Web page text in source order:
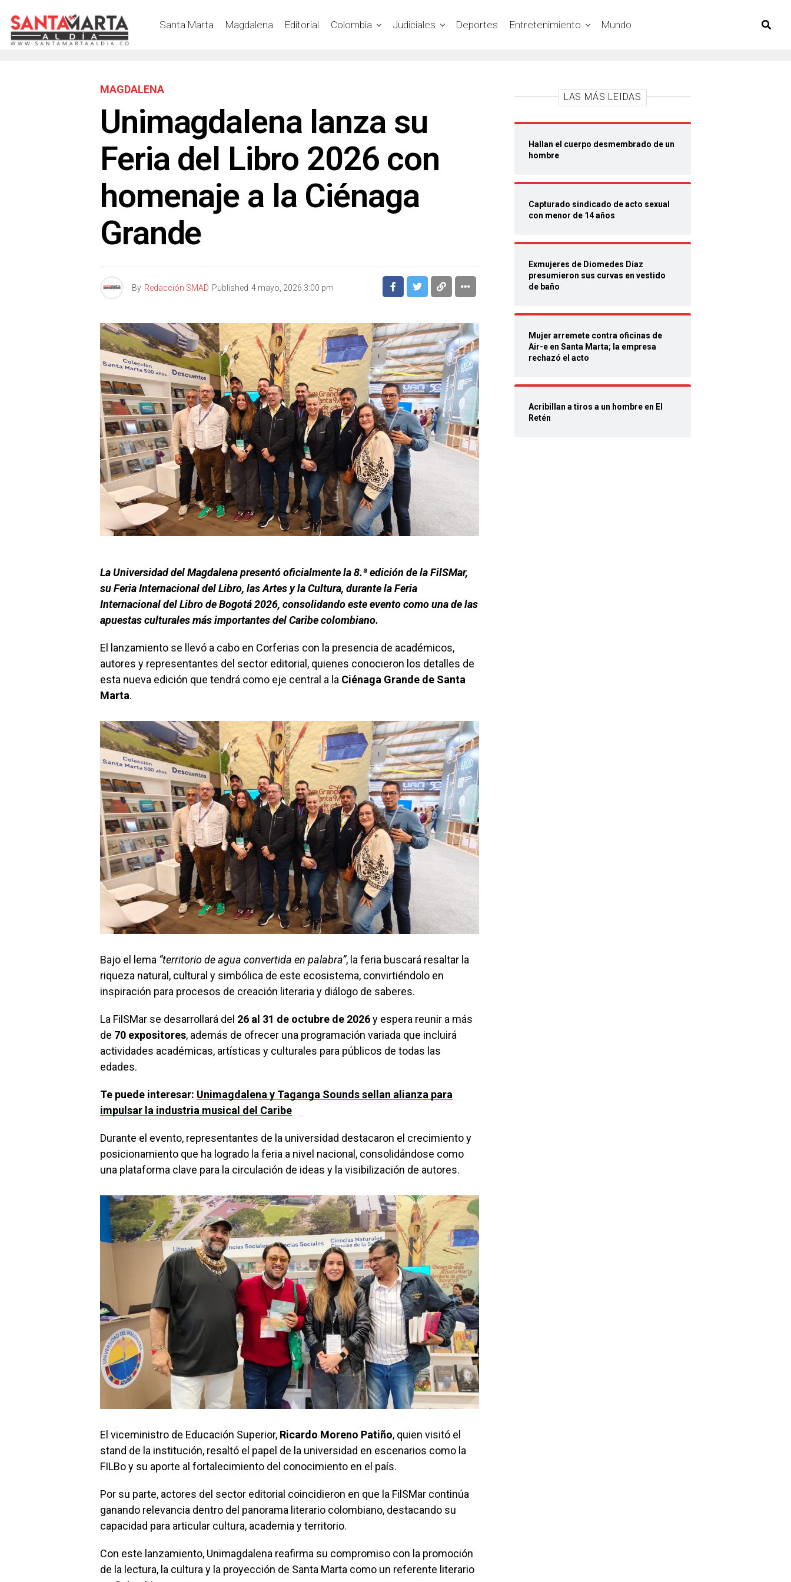
Santa Marta Magdalena Editorial Colombia Judiciales Deportes Entretenimiento Mundo
MAGDALENA
Unimagdalena lanza su
Feria del Libro 2026 con
homenaje a la Ciénaga
Grande
By Redacción SMAD Published 4 mayo, 2026 3:00 pm
La Universidad del Magdalena presentó oficialmente la 8.ª edición de la FilSMar,
su Feria Internacional del Libro, las Artes y la Cultura, durante la Feria
Internacional del Libro de Bogotá 2026, consolidando este evento como una de las
apuestas culturales más importantes del Caribe colombiano.
El lanzamiento se llevó a cabo en Corferias con la presencia de académicos,
autores y representantes del sector editorial, quienes conocieron los detalles de
esta nueva edición que tendrá como eje central a la Ciénaga Grande de Santa
Marta.
Bajo el lema “territorio de agua convertida en palabra”, la feria buscará resaltar la
riqueza natural, cultural y simbólica de este ecosistema, convirtiéndolo en
inspiración para procesos de creación literaria y diálogo de saberes.
La FilSMar se desarrollará del 26 al 31 de octubre de 2026y espera reunir a más
de 70 expositores, además de ofrecer una programación variada que incluirá
actividades académicas, artísticas y culturales para públicos de todas las
edades.
Te puede interesar: Unimagdalena y Taganga Sounds sellan alianza para
impulsar la industria musical del Caribe
Durante el evento, representantes de la universidad destacaron el crecimiento y
posicionamiento que ha logrado la feria a nivel nacional, consolidándose como
una plataforma clave para la circulación de ideas y la visibilización de autores.
El viceministro de Educación Superior, Ricardo Moreno Patiño, quien visitó el
stand de la institución, resaltó el papel de la universidad en escenarios como la
FILBo y su aporte al fortalecimiento del conocimiento en el país.
Por su parte, actores del sector editorial coincidieron en que la FilSMar continúa
ganando relevancia dentro del panorama literario colombiano, destacando su
capacidad para articular cultura, academia y territorio.
Con este lanzamiento, Unimagdalena reafirma su compromiso con la promoción
de la lectura, la cultura y la proyección de Santa Marta como un referente literario
LAS MÁS LEIDAS
Hallan el cuerpo desmembrado de un
hombre
Capturado sindicado de acto sexual
con menor de 14 años
Exmujeres de Diomedes Díaz
presumieron sus curvas en vestido
de baño
Mujer arremete contra oficinas de
Air-e en Santa Marta; la empresa
rechazó el acto
Acribillan a tiros a un hombre en El
Retén